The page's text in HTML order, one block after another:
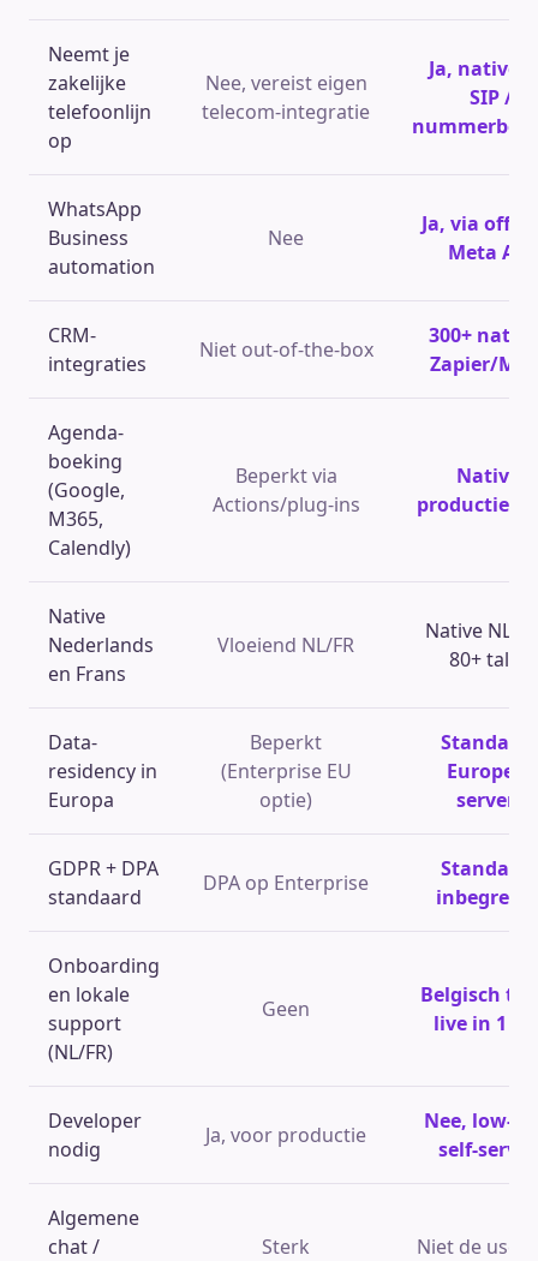
Neemt je
zakelijke
telefoonlijn
op
Nee, vereist eigen
telecom-integratie
Ja, native
SIP /
WhatsApp
Business
automation
Nee
Ja, via
Meta API
CRM-
integraties
Niet out-of-the-box
300+
Zapier/
Agenda-
boeking
(Google,
M365,
Calendly)
Beperkt via
Actions/plug-ins
Native,
productie-
Native
Nederlands
en Frans
Vloeiend NL/FR
Native NL/
80+ talen
Data-
residency in
Europa
Beperkt
(Enterprise EU
optie)
Europese
servers
GDPR + DPA
standaard
DPA op Enterprise
Onboarding
en lokale
support
(NL/FR)
Geen
Belgisch
live in 1
Developer
nodig
Ja, voor productie
Nee, low-
self-
Algemene
chat /
Sterk Niet de use